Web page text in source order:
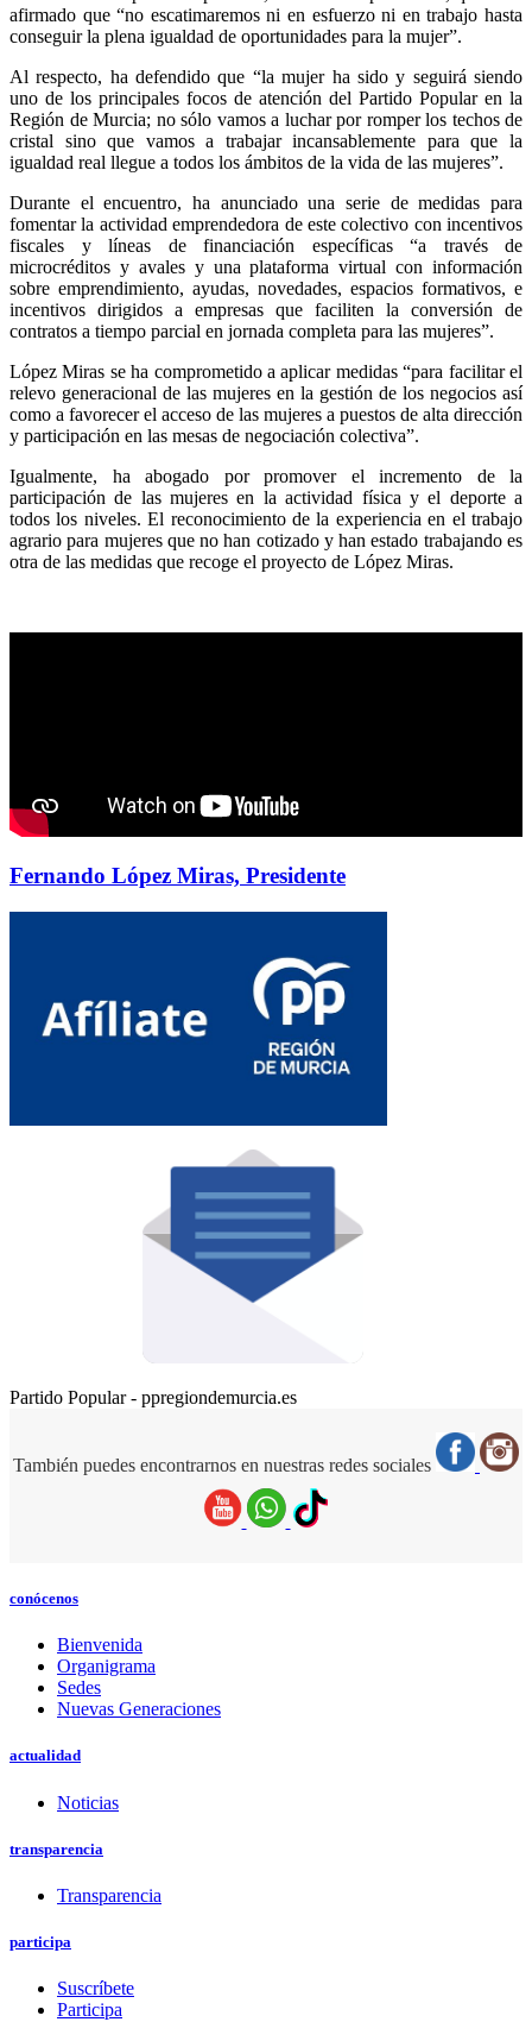
afirmado que “no escatimaremos ni en esfuerzo ni en trabajo hasta
conseguir la plena igualdad de oportunidades para la mujer”.
Al respecto, ha defendido que “la mujer ha sido y seguirá siendo
uno de los principales focos de atención del Partido Popular en la
Región de Murcia; no sólo vamos a luchar por romper los techos de
cristal sino que vamos a trabajar incansablemente para que la
igualdad real llegue a todos los ámbitos de la vida de las mujeres”.
Durante el encuentro, ha anunciado una serie de medidas para
fomentar la actividad emprendedora de este colectivo con incentivos
fiscales y líneas de financiación específicas “a través de
microcréditos y avales y una plataforma virtual con información
sobre emprendimiento, ayudas, novedades, espacios formativos, e
incentivos dirigidos a empresas que faciliten la conversión de
contratos a tiempo parcial en jornada completa para las mujeres”.
López Miras se ha comprometido a aplicar medidas “para facilitar el
relevo generacional de las mujeres en la gestión de los negocios así
como a favorecer el acceso de las mujeres a puestos de alta dirección
y participación en las mesas de negociación colectiva”.
Igualmente, ha abogado por promover el incremento de la
participación de las mujeres en la actividad física y el deporte a
todos los niveles. El reconocimiento de la experiencia en el trabajo
agrario para mujeres que no han cotizado y han estado trabajando es
otra de las medidas que recoge el proyecto de López Miras.
Fernando López Miras, Presidente
Partido Popular - ppregiondemurcia.es
También puedes encontrarnos en nuestras redes sociales
conócenos
Bienvenida
Organigrama
Sedes
Nuevas Generaciones
actualidad
Noticias
transparencia
Transparencia
participa
Suscríbete
Participa